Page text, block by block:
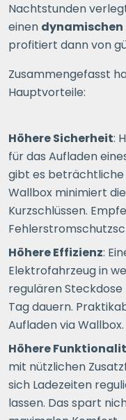
Nachtstunden
einen
profitiert dann von
Zusammengefasst
Hauptvorteile:
Höhere Sicherheit:
für das Aufladen
gibt es beträchtliche
Wallbox minimiert
Kurzschlüssen.
Höhere Effizienz:
Elektrofahrzeug in
regulären
Tag dauern.
Aufladen via Wallbox.
Höhere
mit nützlichen
sich Ladezeiten
lassen. Das spart